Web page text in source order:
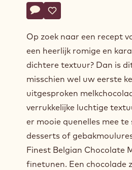
Actions
Schrijf een commentaar op
- Melkchocolademousse op
Opslaan
-
Op zoek naar een recept
een heerlijk romige en
dichtere textuur? Dan is
misschien wel uw eerste
uitgesproken
verrukkelijke luchtige
er mooie quenelles mee
desserts of
Finest Belgian Chocolate
finetunen. Een chocolade